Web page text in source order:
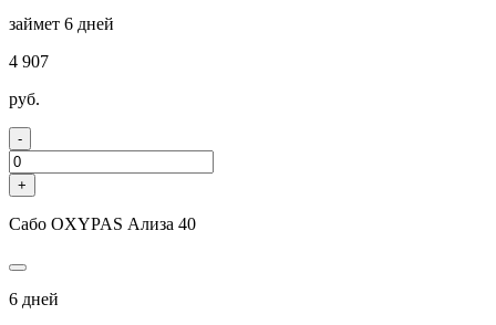
займет 6 дней
4 907
руб.
-
+
Сабо OXYPAS Ализа 40
6 дней